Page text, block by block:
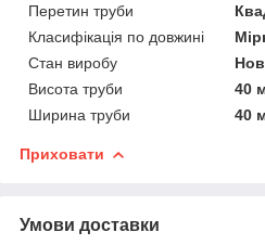
Перетин труби
Класифікація по довжині
Стан виробу
Висота труби
40
Ширина труби
40
Приховати
Умови доставки